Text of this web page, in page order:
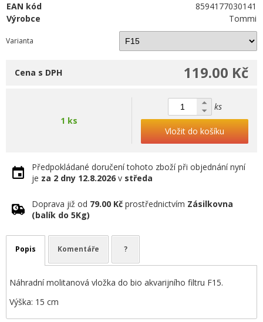
EAN kód
8594177030141
Výrobce
Tommi
Varianta
119.00 Kč
Cena s DPH
1 ks
ks
Vložit do košíku
Předpokládané doručení tohoto zboží při objednání nyní
je za 2 dny 12.8.2026 v středa
Doprava již od 79.00 Kč prostřednictvím Zásilkovna
(balík do 5Kg)
Popis Komentáře ?
Náhradní molitanová vložka do bio akvarijního filtru F15.
Výška: 15 cm